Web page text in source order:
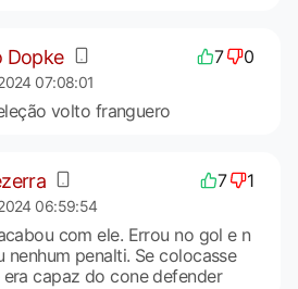
Dopke 7 0
07:08:01
volto franguero
7 1
06:59:54
com ele. Errou no gol e n
nenhum penalti. Se colocasse
era capaz do cone defender